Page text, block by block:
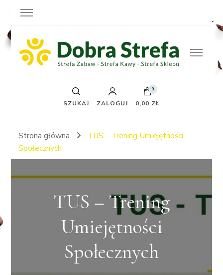
SZUKAJ ZALOGUJ
0
0,00 ZŁ
Strona główna
TUS – Trening Umiejętności
Społecznych
TUS – Trening
Umiejętności
Społecznych